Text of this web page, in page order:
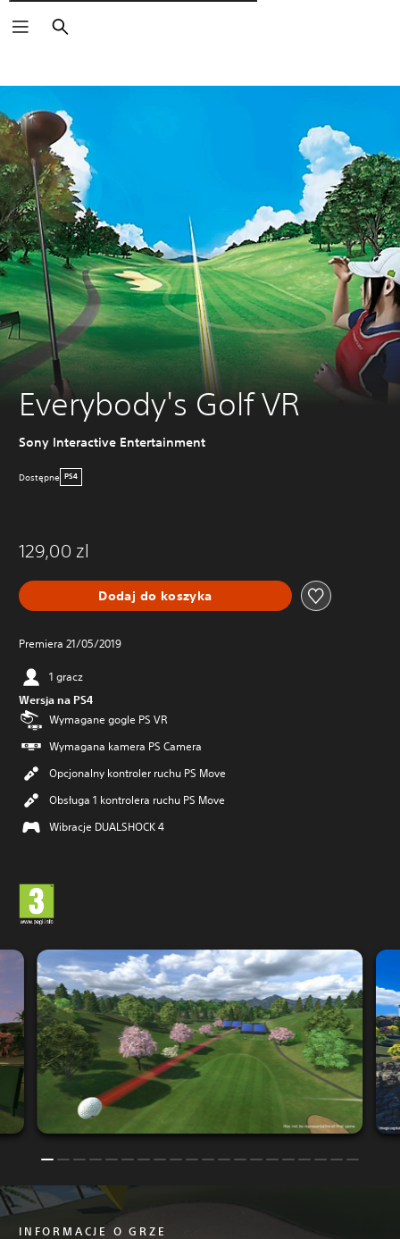
Wyszukaj
Everybody's Golf VR
Sony Interactive Entertainment
Dostępne PS4
129,00 zl
Dodaj do koszyka
Premiera 21/05/2019
1 gracz
Wersja na PS4
Wymagane gogle PS VR
Wymagana kamera PS Camera
Opcjonalny kontroler ruchu PS Move
Obsługa 1 kontrolera ruchu PS Move
Wibracje DUALSHOCK 4
INFORMACJE O GRZE